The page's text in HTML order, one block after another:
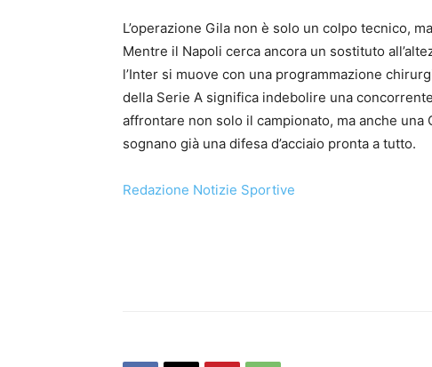
L’operazione Gila non è solo un colpo tecnico,
Mentre il Napoli cerca ancora un sostituto
l’Inter si muove con una programmazione
della Serie A significa indebolire una
affrontare non solo il campionato, ma anche
sognano già una difesa d’acciaio pronta a tutto.
Redazione Notizie Sportive